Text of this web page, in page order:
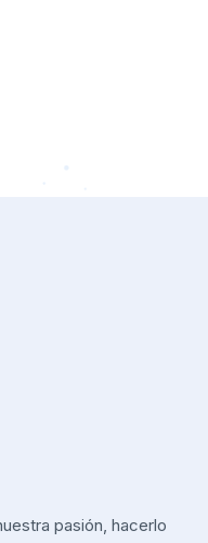
pasión, hacerlo